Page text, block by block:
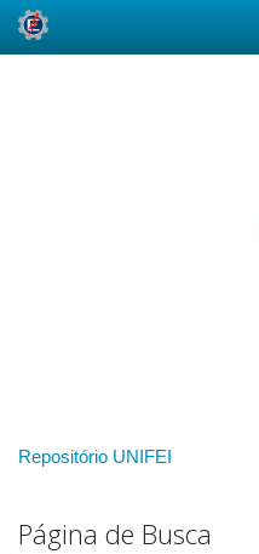
Repositório UNIFEI
Página de Busca